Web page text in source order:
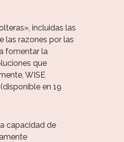
incluidas las
las razones por las
fomentar la
que
WISE
en 19
capacidad de